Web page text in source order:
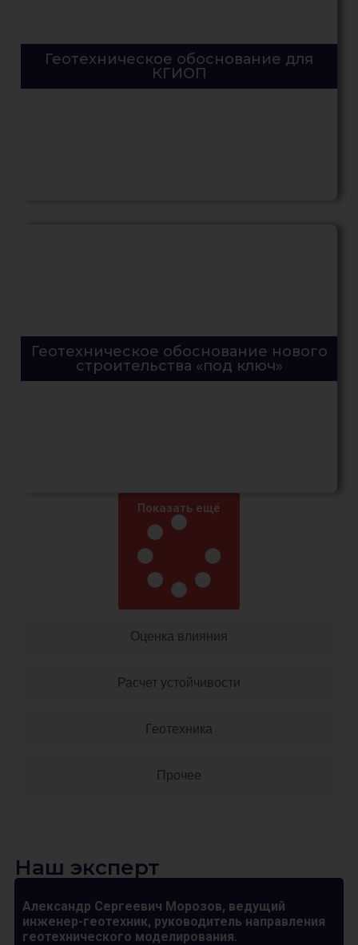
Оценка влияния
Расчет устойчивости
Геотехника
Прочее
Геотехническое обоснование для
КГИОП
Геотехническое обоснование нового
строительства «под ключ»
Показать ещё
Наш эксперт
Александр Сергеевич Морозов, ведущий
инженер-геотехник, руководитель направления
геотехнического моделирования.